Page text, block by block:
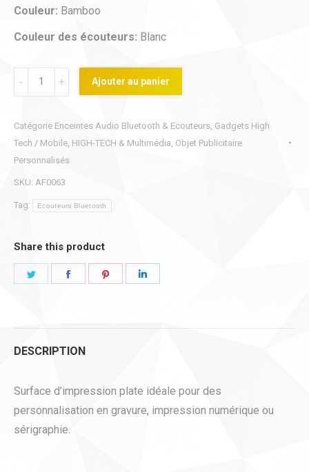
Couleur: Bamboo
Couleur des écouteurs: Blanc
Bluetooth
Earbuds
Ecouteurs
Ajouter au panier
Catégorie Enceintes Audio Bluetooth & Ecouteurs Gadgets High
Tech / Mobile HIGH-TECH & Multimédia Objet Publicitaire
Personnalisés
SKU: AF0063
Tag: Ecouteurs Bluetooth
Share this product
DESCRIPTION
Surface d’impression plate idéale pour des
personnalisation en gravure, impression numérique ou
sérigraphie.